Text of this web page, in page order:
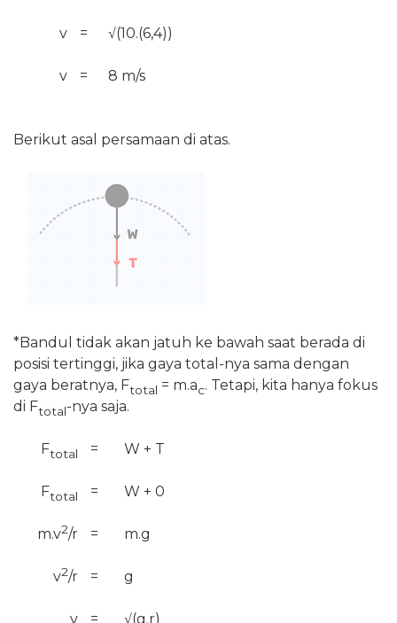
v = √(10.(6,4))
v = 8 m/s
Berikut asal persamaan di atas.
*Bandul tidak akan jatuh ke bawah saat berada di
posisi tertinggi, jika gaya total-nya sama dengan
gaya beratnya, Ftotal = m.ac. Tetapi, kita hanya fokus
di Ftotal-nya saja.
Ftotal = W + T
Ftotal = W + 0
m.v2/r = m.g
v2/r = g
v = √(g.r)